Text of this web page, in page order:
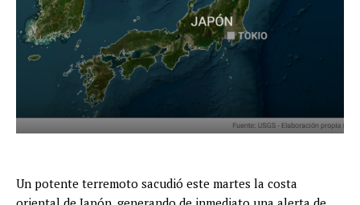
Un potente terremoto sacudió este martes la costa